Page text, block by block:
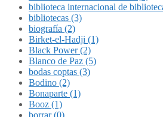
biblioteca internacional de
bibliotecas (3)
biografía (2)
Birket-el-Hadji (1)
Black Power (2)
Blanco de Paz (5)
bodas coptas (3)
Bodino (2)
Bonaparte (1)
Booz (1)
borrar (0)